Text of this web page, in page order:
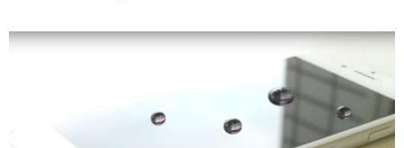
i
n